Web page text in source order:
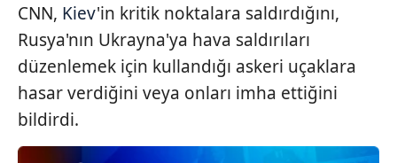
vasıtasıyla belirleyebilirsiniz. Çerezlere ilişkin detaylı bilgi
için Ayarlar butonuna tıklayabilir,Çerez Bilgilendirme
Metnimizi
ziyaret edebilirsiniz.
6698 sayılı Kişisel Verilerin Korunması Kanunu uyarınca
hazırlanmış Aydınlatma Metnimizi okumak ve sitemizde
ilgili mevzuata uygun olarak kullanılan çerezlerle ilgili bilgi
CNN, Kiev'in kritik noktalara saldırdığını,
Rusya'nın Ukrayna'ya hava saldırıları
düzenlemek için kullandığı askeri uçaklara
hasar verdiğini veya onları imha ettiğini
bildirdi.